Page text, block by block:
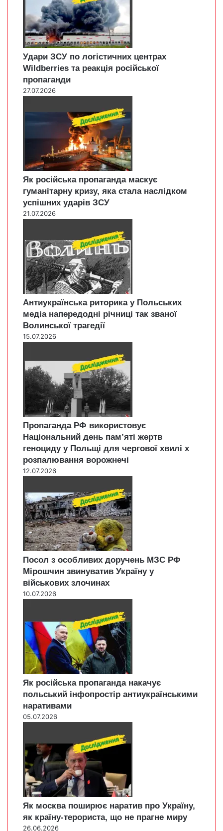
Удари ЗСУ по логістичних центрах
Wildberries та реакція російської
пропаганди
27.07.2026
Як російська пропаганда маскує
гуманітарну кризу, яка стала наслідком
успішних ударів ЗСУ
21.07.2026
Антиукраїнська риторика у Польських
медіа напередодні річниці так званої
Волинської трагедії
15.07.2026
Пропаганда РФ використовує
Національний день пам’яті жертв
геноциду у Польщі для чергової хвилі х
розпалювання ворожнечі
12.07.2026
Посол з особливих доручень МЗС РФ
Мірошчин звинуватив Україну у
військових злочинах
10.07.2026
Як російська пропаганда накачує
польський інфопростір антиукраїнськими
наративами
05.07.2026
Як москва поширює наратив про Україну,
як країну-терориста, що не прагне миру
26.06.2026